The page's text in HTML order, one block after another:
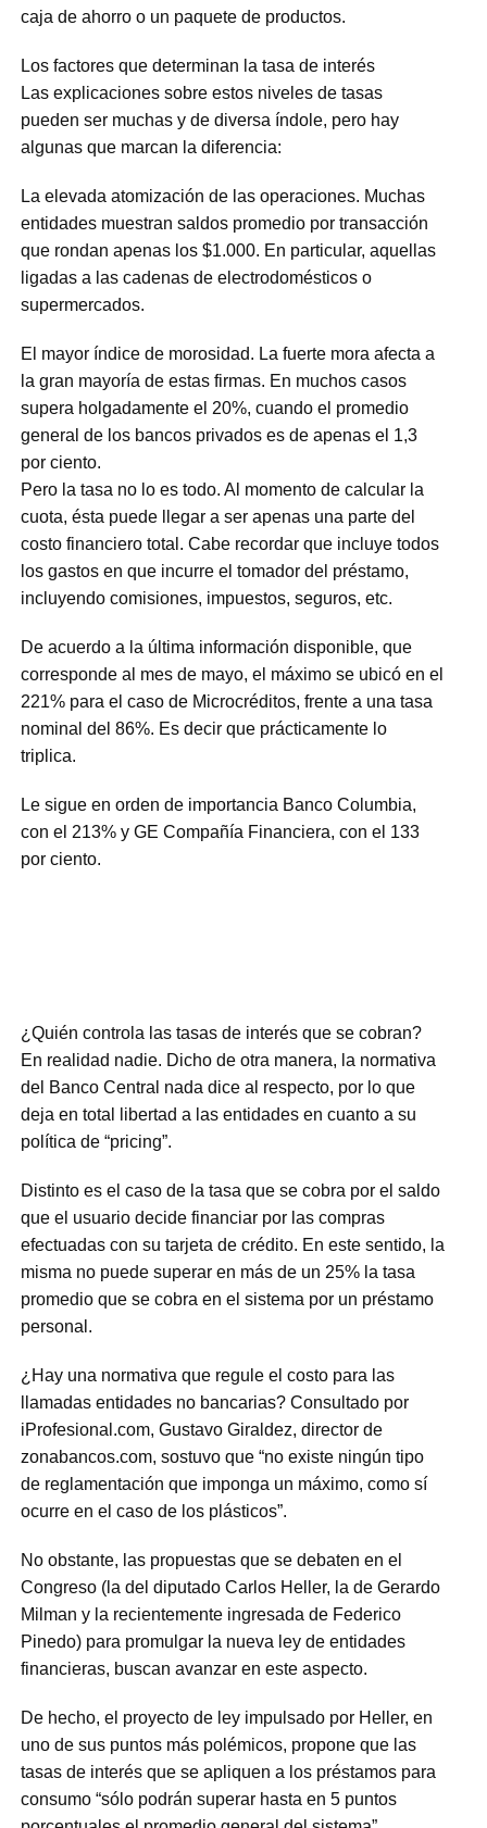
caja de ahorro o un paquete de productos.
Los factores que determinan la tasa de interés
Las explicaciones sobre estos niveles de tasas
pueden ser muchas y de diversa índole, pero hay
algunas que marcan la diferencia:
La elevada atomización de las operaciones. Muchas
entidades muestran saldos promedio por transacción
que rondan apenas los $1.000. En particular, aquellas
ligadas a las cadenas de electrodomésticos o
supermercados.
El mayor índice de morosidad. La fuerte mora afecta a
la gran mayoría de estas firmas. En muchos casos
supera holgadamente el 20%, cuando el promedio
general de los bancos privados es de apenas el 1,3
por ciento.
Pero la tasa no lo es todo. Al momento de calcular la
cuota, ésta puede llegar a ser apenas una parte del
costo financiero total. Cabe recordar que incluye todos
los gastos en que incurre el tomador del préstamo,
incluyendo comisiones, impuestos, seguros, etc.
De acuerdo a la última información disponible, que
corresponde al mes de mayo, el máximo se ubicó en el
221% para el caso de Microcréditos, frente a una tasa
nominal del 86%. Es decir que prácticamente lo
triplica.
Le sigue en orden de importancia Banco Columbia,
con el 213% y GE Compañía Financiera, con el 133
por ciento.
¿Quién controla las tasas de interés que se cobran?
En realidad nadie. Dicho de otra manera, la normativa
del Banco Central nada dice al respecto, por lo que
deja en total libertad a las entidades en cuanto a su
política de “pricing”.
Distinto es el caso de la tasa que se cobra por el saldo
que el usuario decide financiar por las compras
efectuadas con su tarjeta de crédito. En este sentido, la
misma no puede superar en más de un 25% la tasa
promedio que se cobra en el sistema por un préstamo
personal.
¿Hay una normativa que regule el costo para las
llamadas entidades no bancarias? Consultado por
iProfesional.com, Gustavo Giraldez, director de
zonabancos.com, sostuvo que “no existe ningún tipo
de reglamentación que imponga un máximo, como sí
ocurre en el caso de los plásticos”.
No obstante, las propuestas que se debaten en el
Congreso (la del diputado Carlos Heller, la de Gerardo
Milman y la recientemente ingresada de Federico
Pinedo) para promulgar la nueva ley de entidades
financieras, buscan avanzar en este aspecto.
De hecho, el proyecto de ley impulsado por Heller, en
uno de sus puntos más polémicos, propone que las
tasas de interés que se apliquen a los préstamos para
consumo “sólo podrán superar hasta en 5 puntos